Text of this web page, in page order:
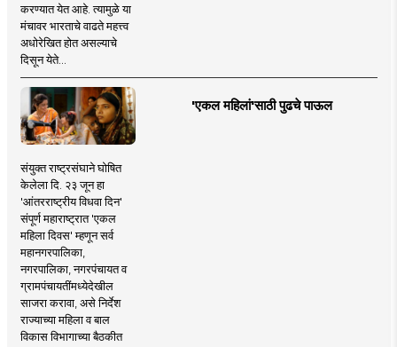
करण्यात येत आहे. त्यामुळे या
मंचावर भारताचे वाढते महत्त्व
अधोरेखित होत असल्याचे
दिसून येते...
'एकल महिलां'साठी पुढचे पाऊल
संयुक्त राष्ट्रसंघाने घोषित
केलेला दि. २३ जून हा
'आंतरराष्ट्रीय विधवा दिन'
संपूर्ण महाराष्ट्रात 'एकल
महिला दिवस' म्हणून सर्व
महानगरपालिका,
नगरपालिका, नगरपंचायत व
ग्रामपंचायतींमध्येदेखील
साजरा करावा, असे निर्देश
राज्याच्या महिला व बाल
विकास विभागाच्या बैठकीत